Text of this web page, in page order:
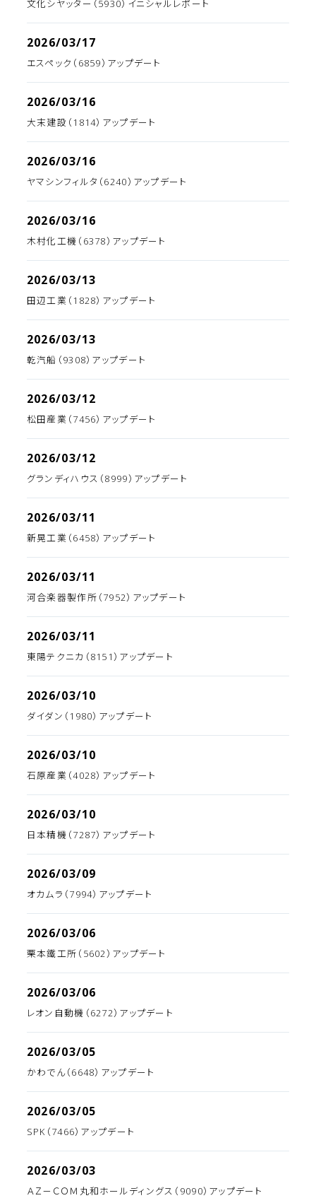
文化シヤッター（5930）イニシャルレポート
2026/03/17
エスペック（6859）アップデート
2026/03/16
大末建設（1814）アップデート
2026/03/16
ヤマシンフィルタ（6240）アップデート
2026/03/16
木村化工機（6378）アップデート
2026/03/13
田辺工業（1828）アップデート
2026/03/13
乾汽船（9308）アップデート
2026/03/12
松田産業（7456）アップデート
2026/03/12
グランディハウス（8999）アップデート
2026/03/11
新晃工業（6458）アップデート
2026/03/11
河合楽器製作所（7952）アップデート
2026/03/11
東陽テクニカ（8151）アップデート
2026/03/10
ダイダン（1980）アップデート
2026/03/10
石原産業（4028）アップデート
2026/03/10
日本精機（7287）アップデート
2026/03/09
オカムラ（7994）アップデート
2026/03/06
栗本鐵工所（5602）アップデート
2026/03/06
レオン自動機（6272）アップデート
2026/03/05
かわでん（6648）アップデート
2026/03/05
SPK（7466）アップデート
2026/03/03
ＡＺ－ＣＯＭ丸和ホールディングス（9090）アップデート